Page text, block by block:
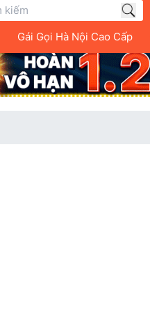
Gái Gọi Hà Nội Cao Cấp